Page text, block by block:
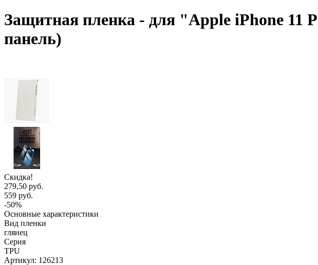
Защитная пленка - для "Apple iPhone 11
панель)
Скидка!
279,50 руб.
559 руб.
-50%
Основные характеристики
Вид пленки
глянец
Серия
TPU
Артикул: 126213